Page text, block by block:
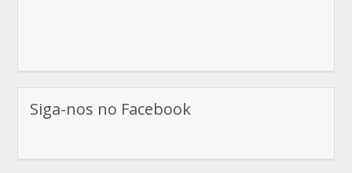
Siga-nos no Facebook